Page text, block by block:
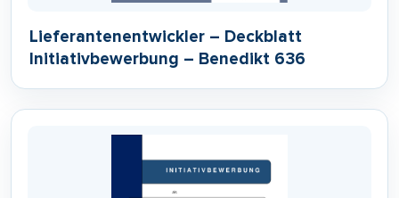
Lieferantenentwickler – Deckblatt
Initiativbewerbung – Benedikt 636